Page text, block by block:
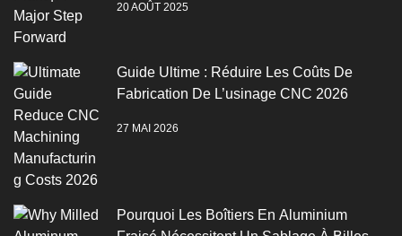
20 AOÛT 2025
Guide Ultime : Réduire Les Coûts De
Fabrication De L’usinage CNC 2026
27 MAI 2026
Pourquoi Les Boîtiers En Aluminium